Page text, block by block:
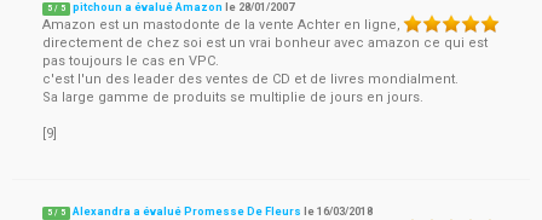
5 / 5 pitchoun a évalué Amazon le 28/01/2007
Amazon est un mastodonte de la vente Achter en ligne,
directement de chez soi est un vrai bonheur avec amazon ce qui est
pas toujours le cas en VPC.
c'est l'un des leader des ventes de CD et de livres mondialment.
Sa large gamme de produits se multiplie de jours en jours.
[9]
5 / 5 Alexandra a évalué Promesse De Fleurs le16/03/2018